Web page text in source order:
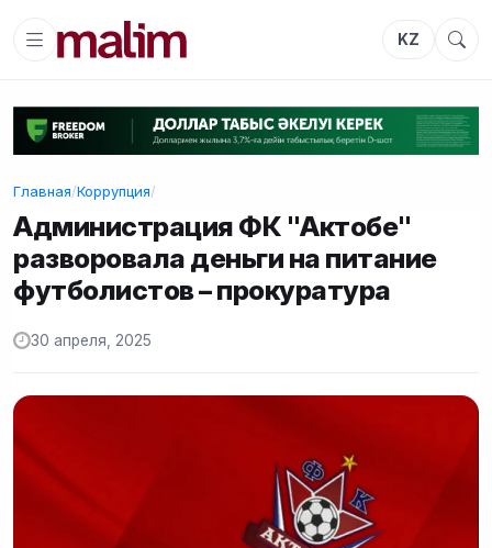
KZ
Главная/Коррупция/
Администрация ФК "Актобе"
разворовала деньги на питание
футболистов – прокуратура
30 апреля, 2025